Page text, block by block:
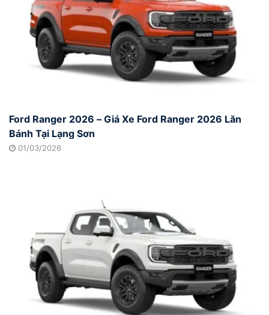
Ford Ranger 2026 – Giá Xe Ford Ranger 2026 Lăn
Bánh Tại Lạng Sơn
01/03/2026